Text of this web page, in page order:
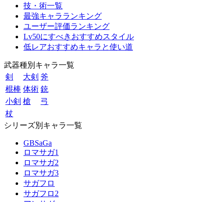
技・術一覧
最強キャラランキング
ユーザー評価ランキング
Lv50にすべきおすすめスタイル
低レアおすすめキャラと使い道
武器種別キャラ一覧
剣
大剣 斧
棍棒 体術 銃
小剣 槍
弓
杖
シリーズ別キャラ一覧
GBSaGa
ロマサガ1
ロマサガ2
ロマサガ3
サガフロ
サガフロ2